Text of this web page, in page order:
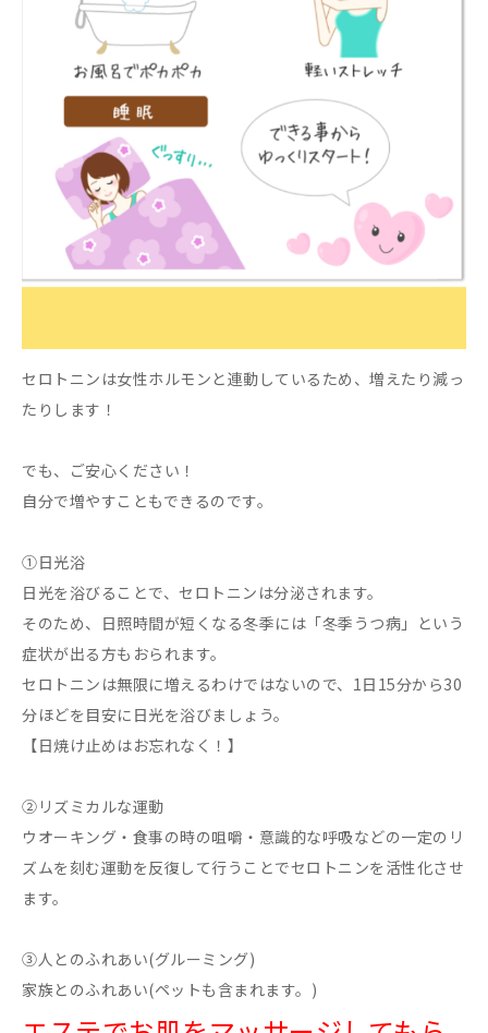
セロトニンは女性ホルモンと連動しているため、増えたり減っ
たりします！
でも、ご安心ください！
自分で増やすこともできるのです。
①日光浴
日光を浴びることで、セロトニンは分泌されます。
そのため、日照時間が短くなる冬季には「冬季うつ病」という
症状が出る方もおられます。
セロトニンは無限に増えるわけではないので、1日15分から30
分ほどを目安に日光を浴びましょう。
【日焼け止めはお忘れなく！】
②リズミカルな運動
ウオーキング・食事の時の咀嚼・意識的な呼吸などの一定のリ
ズムを刻む運動を反復して行うことでセロトニンを活性化させ
ます。
③人とのふれあい(グルーミング)
家族とのふれあい(ペットも含まれます。)